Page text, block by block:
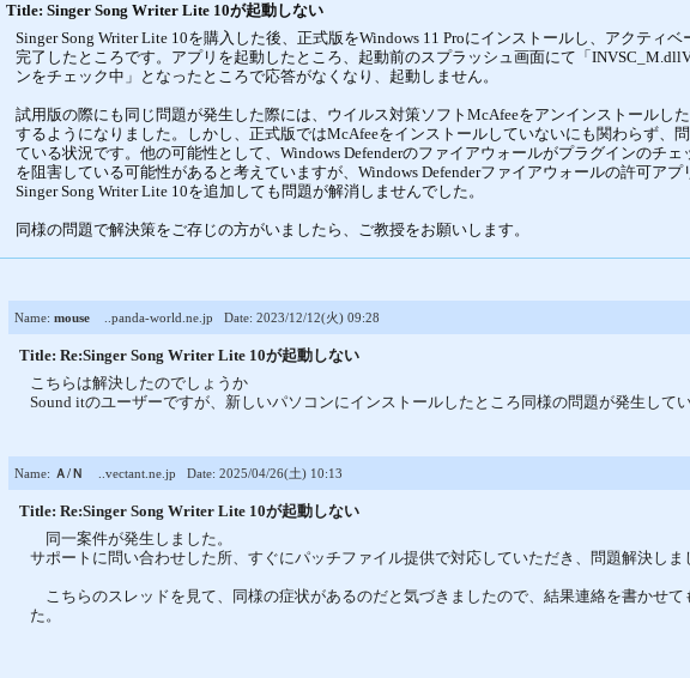
Title: Singer Song Writer Lite 10が起動しない
Singer Song Writer Lite 10を購入した後、正式版をWindows 11 Proにインストールし、アクティベ
完了したところです。アプリを起動したところ、起動前のスプラッシュ画面にて「
ンをチェック中」となったところで応答がなくなり、起動しません。
試用版の際にも同じ問題が発生した際には、ウイルス対策ソフトMcAfeeをアンインストールし
するようになりました。しかし、正式版ではMcAfeeをインストールしていないにも関わらず、
ている状況です。他の可能性として、Windows Defenderのファイアウォールがプラグインのチェ
を阻害している可能性があると考えていますが、Windows Defenderファイアウォールの許可アプ
Singer Song Writer Lite 10を追加しても問題が解消しませんでした。
同様の問題で解決策をご存じの方がいましたら、ご教授をお願いします。
Name: mouse..panda-world.ne.jp Date: 2023/12/12(火) 09:28
Title: Re:Singer Song Writer Lite 10が起動しない
こちらは解決したのでしょうか
Sound itのユーザーですが、新しいパソコンにインストールしたところ同様の問題が発生して
Name: Ａ/Ｎ ..vectant.ne.jp Date: 2025/04/26(土) 10:13
Title: Re:Singer Song Writer Lite 10が起動しない
同一案件が発生しました。
サポートに問い合わせした所、すぐにパッチファイル提供で対応していただき、問題解決しま
こちらのスレッドを見て、同様の症状があるのだと気づきましたので、結果連絡を書かせて
た。